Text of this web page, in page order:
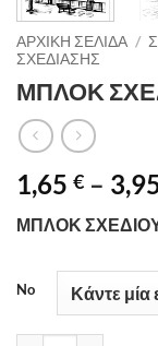
ΑΡΧΙΚΉ ΣΕΛΊΔΑ /
ΣΧΕΔΙΑΣΗΣ
ΜΠΛΟΚ
1,65 € –
ΜΠΛΟΚ
No